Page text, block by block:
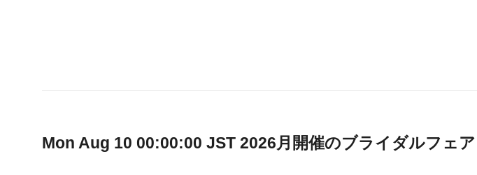
Mon Aug 10 00:00:00 JST 2026月開催のブライダルフェア